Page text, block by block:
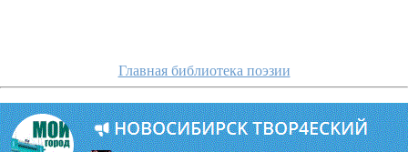
Главная библиотека поэзии